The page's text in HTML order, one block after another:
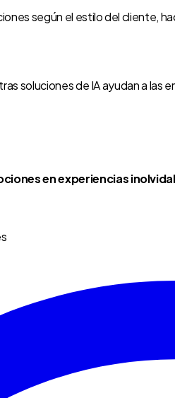
según el estilo del cliente,
soluciones de IA ayudan a las
en experiencias